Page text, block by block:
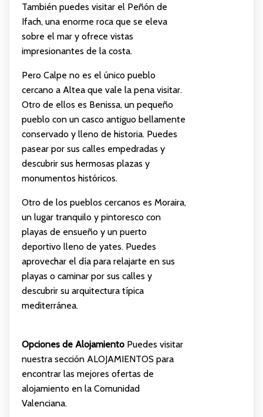
También puedes visitar el Peñón de
Ifach, una enorme roca que se eleva
sobre el mar y ofrece vistas
impresionantes de la costa.
Pero Calpe no es el único pueblo
cercano a Altea que vale la pena visitar.
Otro de ellos es Benissa, un pequeño
pueblo con un casco antiguo bellamente
conservado y lleno de historia. Puedes
pasear por sus calles empedradas y
descubrir sus hermosas plazas y
monumentos históricos.
Otro de los pueblos cercanos es Moraira,
un lugar tranquilo y pintoresco con
playas de ensueño y un puerto
deportivo lleno de yates. Puedes
aprovechar el día para relajarte en sus
playas o caminar por sus calles y
descubrir su arquitectura típica
mediterránea.
Opciones de AlojamientoPuedes visitar
nuestra sección ALOJAMIENTOS para
encontrar las mejores ofertas de
alojamiento en la Comunidad
Valenciana.